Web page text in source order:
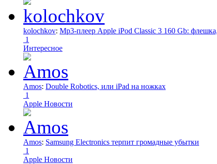
kolochkov: Mp3-плеер Apple iPod Classic 3 160 Gb:
1
Интересное
Amos: Double Robotics, или iPad на ножках
1
Apple Новости
Amos: Samsung Electronics терпит громадные убытки
1
Apple Новости